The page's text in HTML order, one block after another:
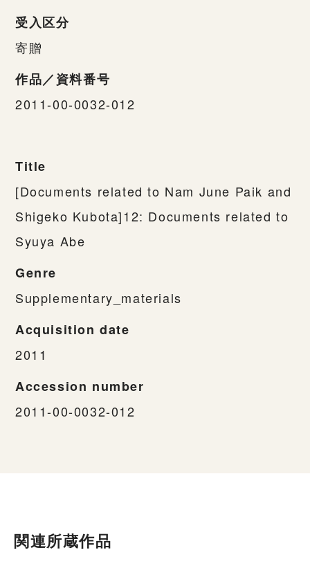
受入区分
寄贈
作品／資料番号
2011-00-0032-012
Title
[Documents related to Nam June Paik and
Shigeko Kubota]12: Documents related to
Syuya Abe
Genre
Supplementary_materials
Acquisition date
2011
Accession number
2011-00-0032-012
関連所蔵作品